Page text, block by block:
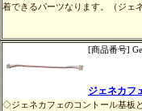
着できるパーツなります。（ジェ
[商品番号]
ジェネカフ
◇ジェネカフェのコントール基板